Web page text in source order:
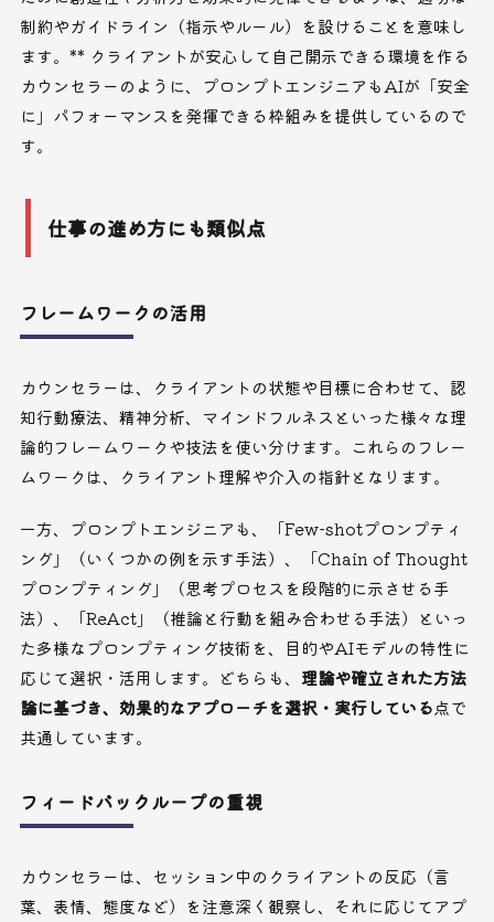
制約やガイドライン（指示やルール）を設けることを意味し
ます。** クライアントが安心して自己開示できる環境を作る
カウンセラーのように、プロンプトエンジニアもAIが「安全
に」パフォーマンスを発揮できる枠組みを提供しているので
す。
仕事の進め方にも類似点
フレームワークの活用
カウンセラーは、クライアントの状態や目標に合わせて、認
知行動療法、精神分析、マインドフルネスといった様々な理
論的フレームワークや技法を使い分けます。これらのフレー
ムワークは、クライアント理解や介入の指針となります。
一方、プロンプトエンジニアも、「Few-shotプロンプティ
ング」（いくつかの例を示す手法）、「Chain of Thought
プロンプティング」（思考プロセスを段階的に示させる手
法）、「ReAct」（推論と行動を組み合わせる手法）といっ
た多様なプロンプティング技術を、目的やAIモデルの特性に
応じて選択・活用します。どちらも、 理論や確立された方法
論に基づき、効果的なアプローチを選択・実行している点で
共通しています。
フィードバックループの重視
カウンセラーは、セッション中のクライアントの反応（言
葉、表情、態度など）を注意深く観察し、それに応じてアプ